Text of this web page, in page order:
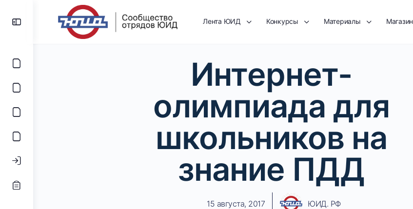
Лента ЮИД Конкурсы Материалы Магазин
Интернет-
олимпиада для
школьников на
знание ПДД
15 августа, 2017 ЮИД. РФ